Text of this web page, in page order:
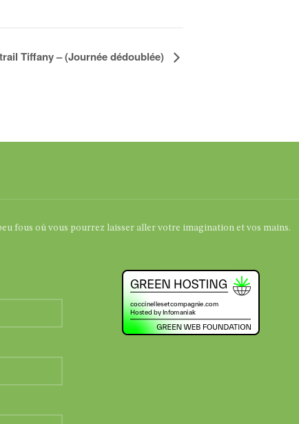
Tiffany – (Journée dédoublée)
fous où vous pourrez laisser aller votre imagination et vos mains.